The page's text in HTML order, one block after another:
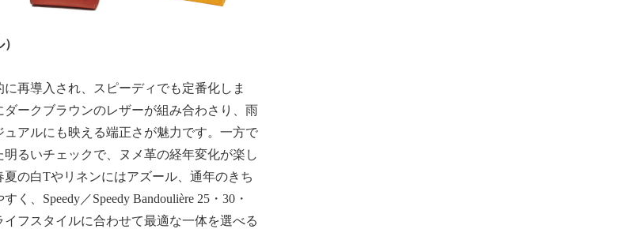
再導入され、スピーディでも定番化しま
ークブラウンのレザーが組み合わさり、雨
アルにも映える端正さが魅力です。一方で
るいチェックで、ヌメ革の経年変化が楽し
夏の白Tやリネンにはアズール、通年のきち
く、 Speedy／Speedy Bandoulière 25・ 30・
フスタイルに合わせて最適な一体を選べる